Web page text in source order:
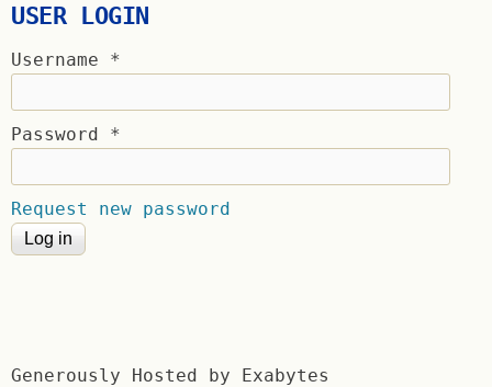
USER LOGIN
Username *
Password *
Request new password
Generously Hosted by Exabytes